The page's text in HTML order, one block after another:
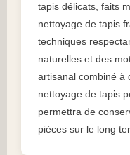
tapis délicats, faits
nettoyage de tapis
techniques
naturelles et des
artisanal combiné à
nettoyage de tapis
permettra de
pièces sur le long